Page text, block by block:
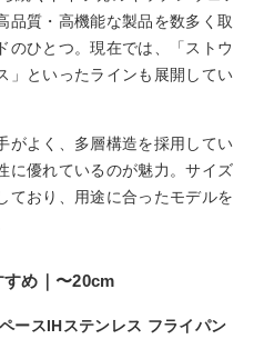
品質・高機能な製品を数多く取
のひとつ。現在では、「ストウ
」といったラインも展開してい
がよく、多層構造を採用してい
に優れているのが魅力。サイズ
ており、用途に合ったモデルを
すめ｜〜20cm
ースIHステンレス フライパン